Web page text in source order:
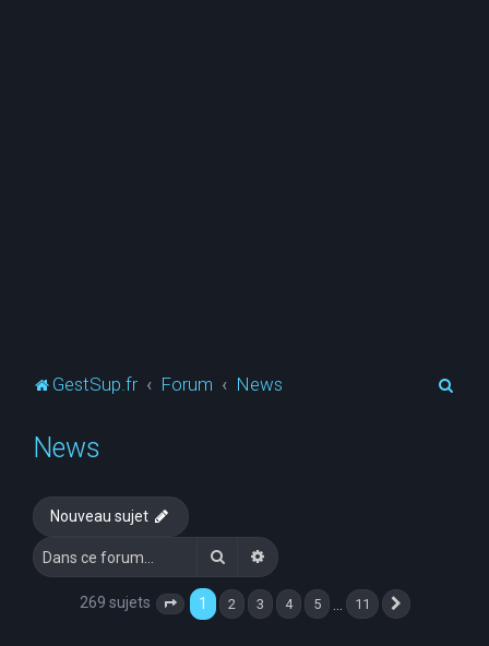
GestSup.fr Forum News
News
Nouveau sujet
RechercherRecherche avancée
269 sujets Page 1 sur11
1 2 3 4 5 11